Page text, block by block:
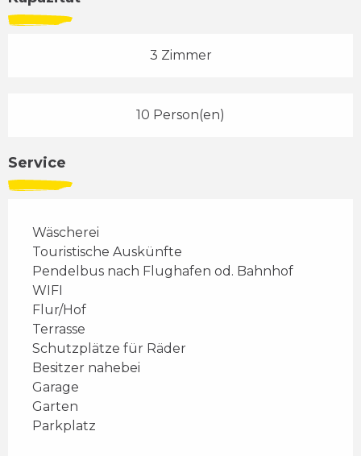
3 Zimmer
10 Person(en)
Service
Wäscherei
Touristische Auskünfte
Pendelbus nach Flughafen od. Bahnhof
WIFI
Flur/Hof
Terrasse
Schutzplätze für Räder
Besitzer nahebei
Garage
Garten
Parkplatz